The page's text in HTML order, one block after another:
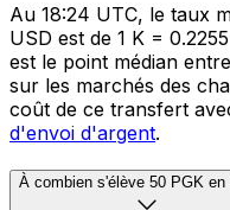
Au 18:24 UTC, le taux
USD est de 1 K =
est le point médian
sur les marchés des
coût de ce transfert
d'envoi d'argent.
À combien s'élève 50 PGK en